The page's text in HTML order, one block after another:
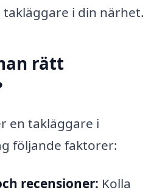
i din närhet.
rätt
en takläggare i
följande faktorer:
recensioner: Kolla